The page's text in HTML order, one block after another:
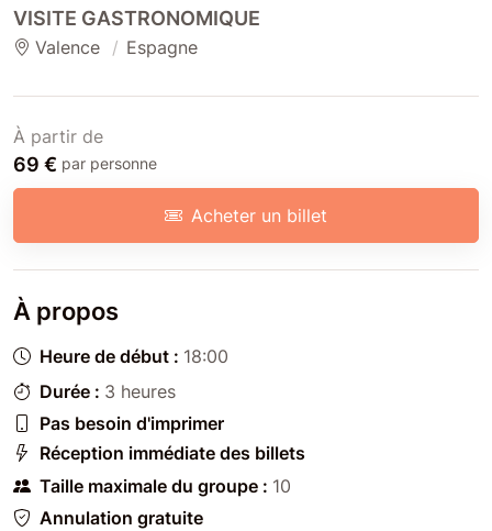
VISITE GASTRONOMIQUE
Valence Espagne
À partir de
69 € par personne
Acheter un billet
À propos
Heure de début : 18:00
Durée : 3 heures
Pas besoin d'imprimer
Réception immédiate des billets
Taille maximale du groupe : 10
Annulation gratuite